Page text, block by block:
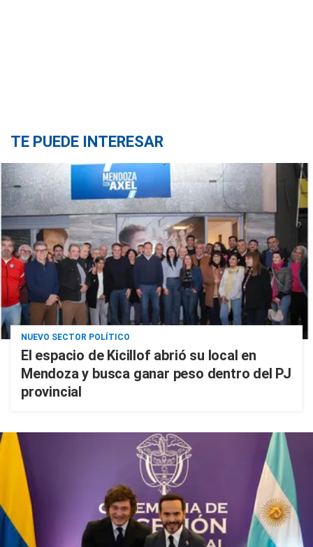
TE PUEDE INTERESAR
NUEVO SECTOR POLÍTICO
El espacio de Kicillof abrió su local en
Mendoza y busca ganar peso dentro del PJ
provincial